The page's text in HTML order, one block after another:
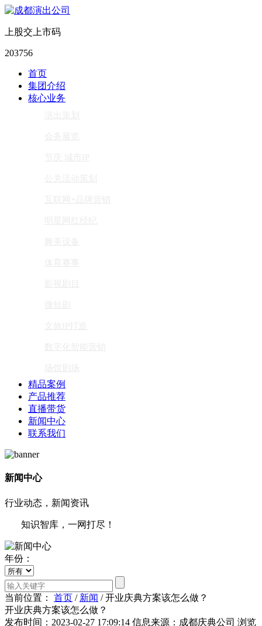
上股交上市码
203756
首页
集团介绍
核心业务
精品案例
产品推荐
直播带货
新闻中心
联系我们
新闻中心
行业动态，新闻资讯
知识智库，一网打尽！
年份：
当前位置： 首页 / 新闻 /开业庆典方案该怎么做？
开业庆典方案该怎么做？
发布时间：2023-02-27 17:09:14 信息来源：成都庆典公司 浏览